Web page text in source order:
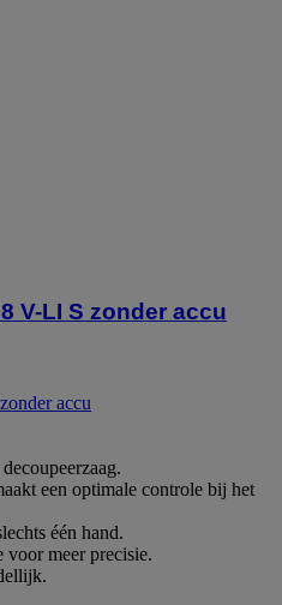
V-LI S zonder accu
accu
een optimale controle bij het
één hand.
voor meer precisie.